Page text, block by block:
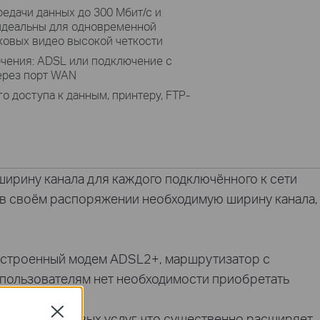
данных до 300 Мбит/с и
для одновременной
видео высокой четкости
ADSL или подключение с
порт WAN
доступа к данным, принтеру, FTP-
канала для каждого подключённого к сети
своём распоряжении необходимую ширину канала,
модем ADSL2+, маршрутизатор с
нет необходимости приобретать
Close